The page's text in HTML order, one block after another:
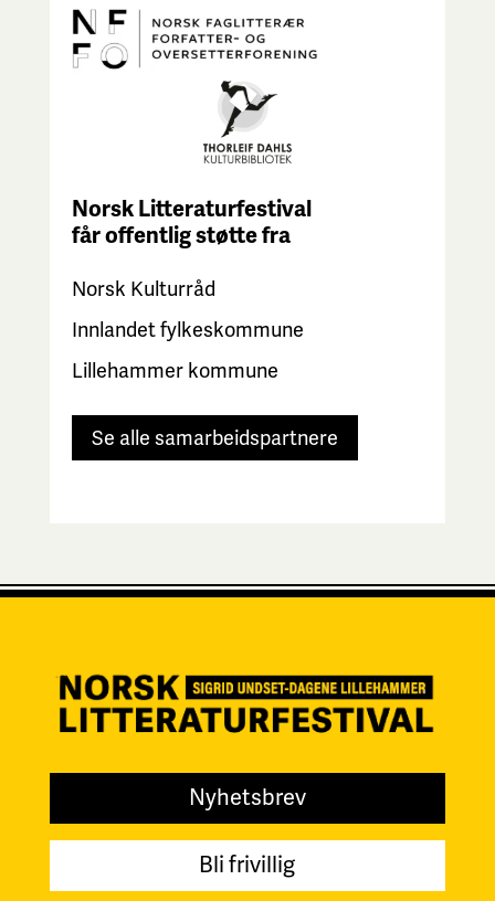
Norsk Litteraturfestival
fåroffentlig støtte fra
Norsk Kulturråd
Innlandet fylkeskommune
Lillehammer kommune
Se alle samarbeidspartnere
Nyhetsbrev
Bli frivillig